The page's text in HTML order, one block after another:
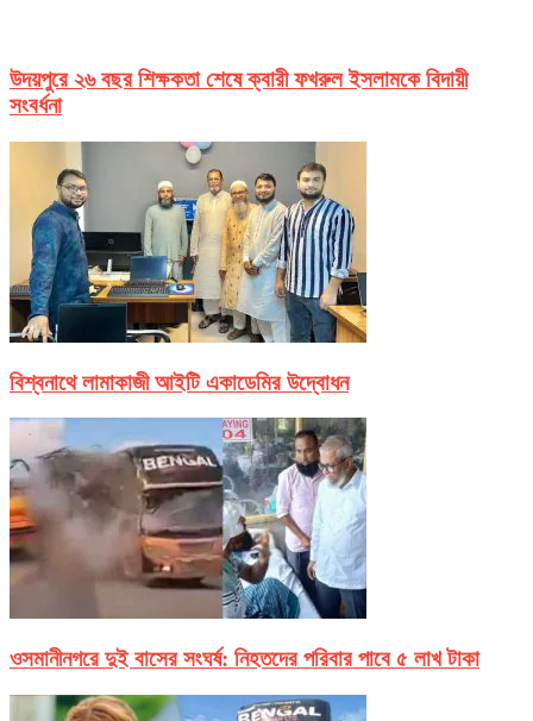
উদয়পুরে ২৬ বছর শিক্ষকতা শেষে ক্বারী ফখরুল ইসলামকে বিদায়ী
সংবর্ধনা
বিশ্বনাথে লামাকাজী আইটি একাডেমির উদ্বোধন
ওসমানীনগরে দুই বাসের সংঘর্ষ: নিহতদের পরিবার পাবে ৫ লাখ টাকা